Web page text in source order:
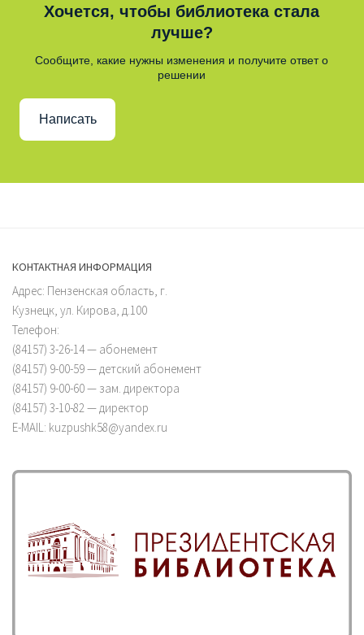
Хочется, чтобы библиотека стала
лучше?
Сообщите, какие нужны изменения и получите ответ о
решении
Написать
КОНТАКТНАЯ ИНФОРМАЦИЯ
Адрес: Пензенская область, г.
Кузнецк, ул. Кирова, д.100
Телефон:
(84157) 3-26-14 — абонемент
(84157) 9-00-59 — детский абонемент
(84157) 9-00-60 — зам. директора
(84157) 3-10-82 — директор
E-MAIL: kuzpushk58@yandex.ru